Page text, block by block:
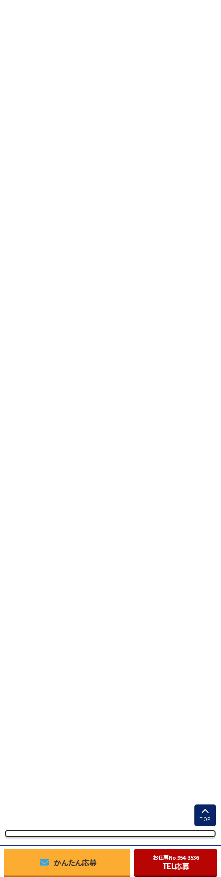
お仕事No.954-3536
TEL応募
かんたん応募
TOP